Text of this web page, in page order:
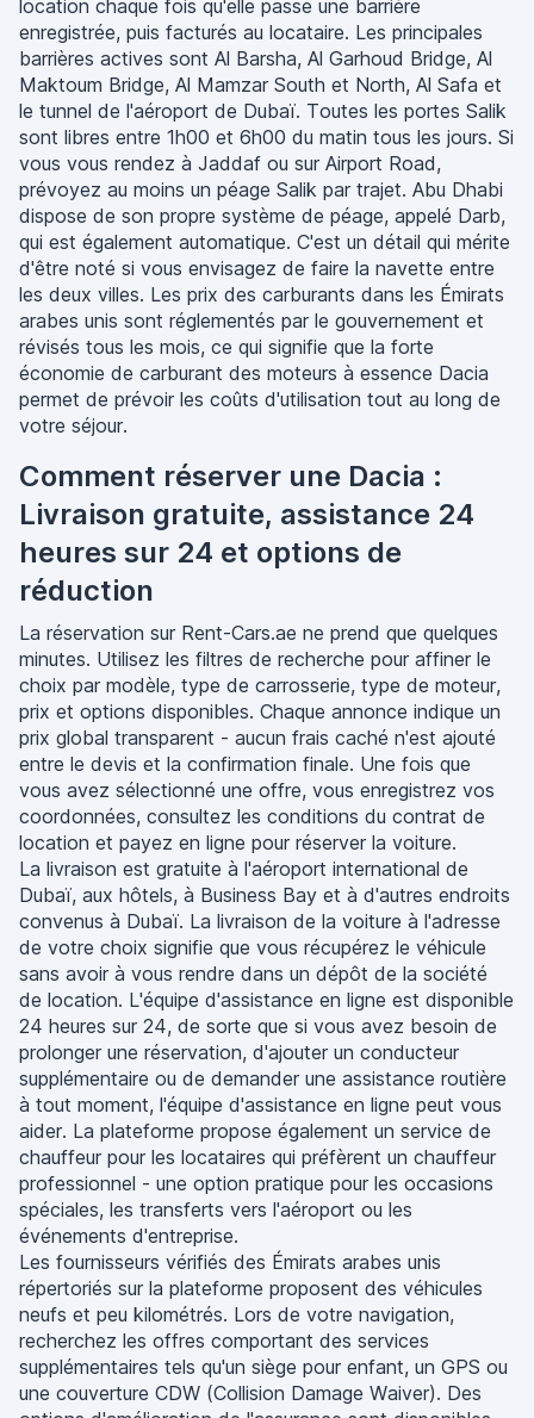
location chaque fois qu'elle passe une barrière
enregistrée, puis facturés au locataire. Les principales
barrières actives sont Al Barsha, Al Garhoud Bridge, Al
Maktoum Bridge, Al Mamzar South et North, Al Safa et
le tunnel de l'aéroport de Dubaï. Toutes les portes Salik
sont libres entre 1h00 et 6h00 du matin tous les jours. Si
vous vous rendez à Jaddaf ou sur Airport Road,
prévoyez au moins un péage Salik par trajet. Abu Dhabi
dispose de son propre système de péage, appelé Darb,
qui est également automatique. C'est un détail qui mérite
d'être noté si vous envisagez de faire la navette entre
les deux villes. Les prix des carburants dans les Émirats
arabes unis sont réglementés par le gouvernement et
révisés tous les mois, ce qui signifie que la forte
économie de carburant des moteurs à essence Dacia
permet de prévoir les coûts d'utilisation tout au long de
votre séjour.
Comment réserver une Dacia :
Livraison gratuite, assistance 24
heures sur 24 et options de
réduction
La réservation sur Rent-Cars.ae ne prend que quelques
minutes. Utilisez les filtres de recherche pour affiner le
choix par modèle, type de carrosserie, type de moteur,
prix et options disponibles. Chaque annonce indique un
prix global transparent - aucun frais caché n'est ajouté
entre le devis et la confirmation finale. Une fois que
vous avez sélectionné une offre, vous enregistrez vos
coordonnées, consultez les conditions du contrat de
location et payez en ligne pour réserver la voiture.
La livraison est gratuite à l'aéroport international de
Dubaï, aux hôtels, à Business Bay et à d'autres endroits
convenus à Dubaï. La livraison de la voiture à l'adresse
de votre choix signifie que vous récupérez le véhicule
sans avoir à vous rendre dans un dépôt de la société
de location. L'équipe d'assistance en ligne est disponible
24 heures sur 24, de sorte que si vous avez besoin de
prolonger une réservation, d'ajouter un conducteur
supplémentaire ou de demander une assistance routière
à tout moment, l'équipe d'assistance en ligne peut vous
aider. La plateforme propose également un service de
chauffeur pour les locataires qui préfèrent un chauffeur
professionnel - une option pratique pour les occasions
spéciales, les transferts vers l'aéroport ou les
événements d'entreprise.
Les fournisseurs vérifiés des Émirats arabes unis
répertoriés sur la plateforme proposent des véhicules
neufs et peu kilométrés. Lors de votre navigation,
recherchez les offres comportant des services
supplémentaires tels qu'un siège pour enfant, un GPS ou
une couverture CDW (Collision Damage Waiver). Des